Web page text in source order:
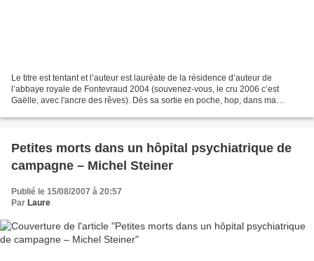
Le titre est tentant et l’auteur est lauréate de la résidence d’auteur de
l’abbaye royale de Fontevraud 2004 (souvenez-vous, le cru 2006 c’est
Gaëlle, avec l'ancre des rêves). Dès sa sortie en poche, hop, dans ma
Petites morts dans un hôpital psychiatrique de
campagne – Michel Steiner
Publié le 15/08/2007 à 20:57
Par Laure